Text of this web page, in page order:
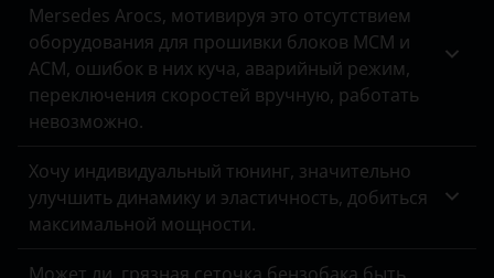
Land Rover
Lexus
Lifan
Mazda
Mercedes-Benz
Mersedes Arocs, мотивируя это отсутствием
оборудования для прошивки блоков MCM и
ACM, ошибок в них куча, аварийный режим,
переключения скоростей вручную, работать
невозможно.
Хочу индивидуальный тюнинг, значительно
улучшить динамику и эластичность, добиться
максимальной мощности.